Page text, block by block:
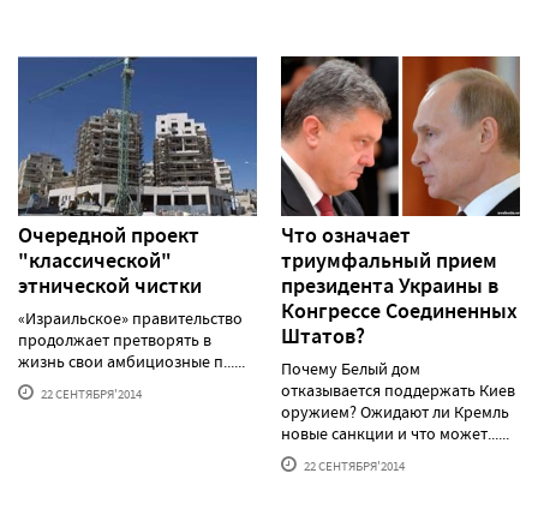
Очередной проект
"классической"
этнической чистки
«Израильское» правительство
продолжает претворять в
жизнь свои амбициозные п......
22 СЕНТЯБРЯ'2014
Что означает
триумфальный прием
президента Украины в
Конгрессе Соединенных
Штатов?
Почему Белый дом
отказывается поддержать Киев
оружием? Ожидают ли Кремль
новые санкции и что может......
22 СЕНТЯБРЯ'2014